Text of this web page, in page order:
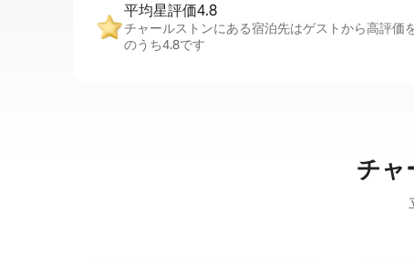
平均星評価4.8
チャールストンにある宿泊先はゲストから高評価
のうち4.8です
チャ